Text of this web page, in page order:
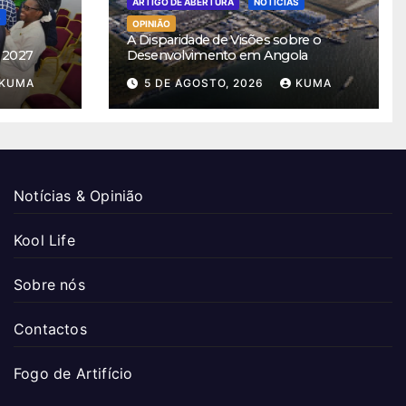
OPINIÃO
A Disparidade de Visões sobre o
Desenvolvimento em Angola
5 DE AGOSTO, 2026 KUMA
Notícias & Opinião
Kool Life
Sobre nós
Contactos
Fogo de Artifício